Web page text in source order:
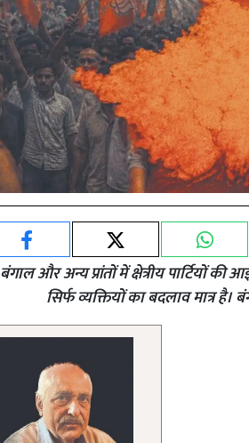
बंगाल और अन्य प्रांतों में क्षेत्रीय पार्टियों
सिर्फ व्यक्तियों का बदलाव मात्र है।